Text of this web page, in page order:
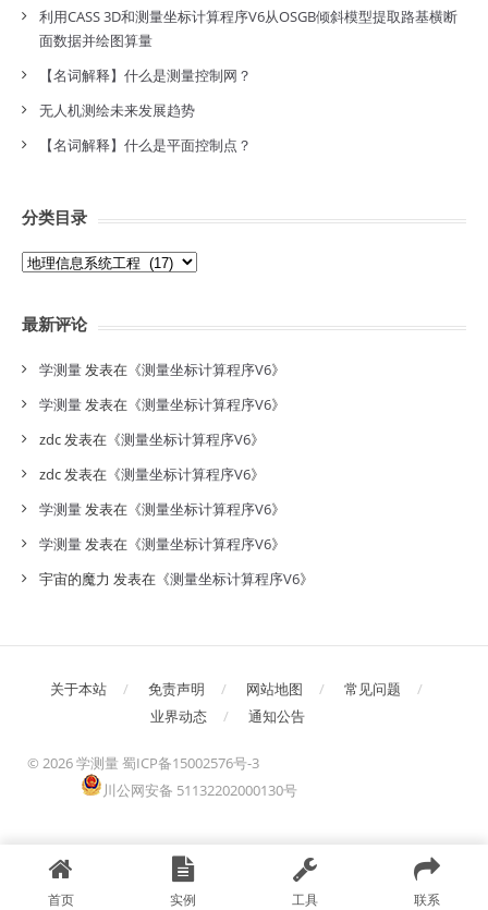
利用CASS 3D和测量坐标计算程序V6从OSGB倾斜模型提取路基横断
面数据并绘图算量
【名词解释】什么是测量控制网？
无人机测绘未来发展趋势
【名词解释】什么是平面控制点？
分类目录
分
录
最新评论
学测量发表在《测量坐标计算程序V6》
学测量发表在《测量坐标计算程序V6》
zdc发表在《测量坐标计算程序V6》
zdc发表在《测量坐标计算程序V6》
学测量发表在《测量坐标计算程序V6》
学测量发表在《测量坐标计算程序V6》
宇宙的魔力 发表在《测量坐标计算程序V6》
关于本站 免责声明 网站地图
常见问题
业界动态
通知公告
© 2026 学测量 蜀ICP备15002576号-3
川公网安备 51132202000130号
首页 实例 工具 联系